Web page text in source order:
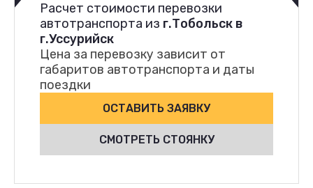
Расчет стоимости перевозки
автотранспорта из г.Тобольск в
г.Уссурийск
Цена за перевозку зависит от
габаритов автотранспорта и даты
поездки
ОСТАВИТЬ ЗАЯВКУ
СМОТРЕТЬ СТОЯНКУ